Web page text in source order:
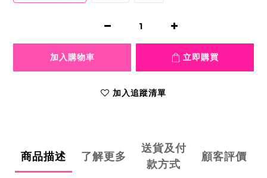
加入購物車 立即購買
加入追蹤清單
商品描述 了解更多
送貨及付
款方式
顧客評價